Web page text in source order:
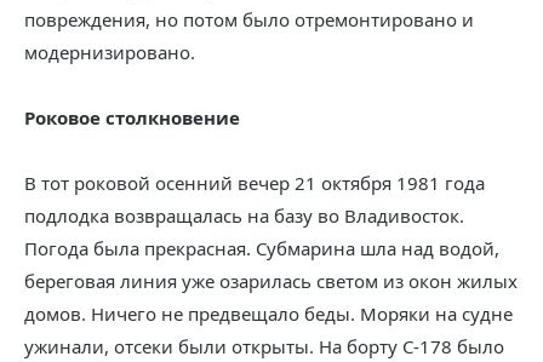
повреждения, но потом было отремонтировано и
модернизировано.
Роковое столкновение
В тот роковой осенний вечер 21 октября 1981 года
подлодка возвращалась на базу во Владивосток.
Погода была прекрасная. Субмарина шла над водой,
береговая линия уже озарилась светом из окон жилых
домов. Ничего не предвещало беды. Моряки на судне
ужинали, отсеки были открыты. На борту С-178 было